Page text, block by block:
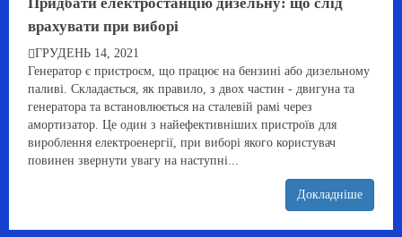
Придбати електростанцію дизельну: що слід
врахувати при виборі
ГРУДЕНЬ 14, 2021
Генератор є пристроєм, що працює на бензині або дизельному
паливі. Складається, як правило, з двох частин - двигуна та
генератора та встановлюється на сталевій рамі через
амортизатор. Це один з найефективніших пристроїв для
вироблення електроенергії, при виборі якого користувач
повинен звернути увагу на наступні...
Докладніше